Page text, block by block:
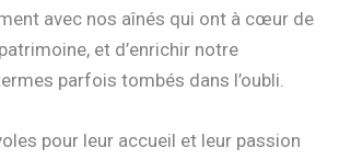
avec nos aînés qui ont à cœur de
et d’enrichir notre
parfois tombés dans l’oubli.
pour leur accueil et leur passion